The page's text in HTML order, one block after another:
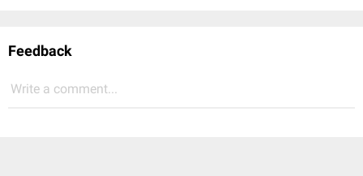
Feedback
Write a comment...